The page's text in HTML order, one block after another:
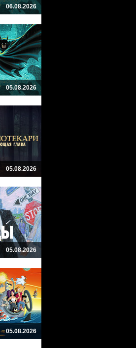
06.08.2026
05.08.2026
05.08.2026
05.08.2026
05.08.2026